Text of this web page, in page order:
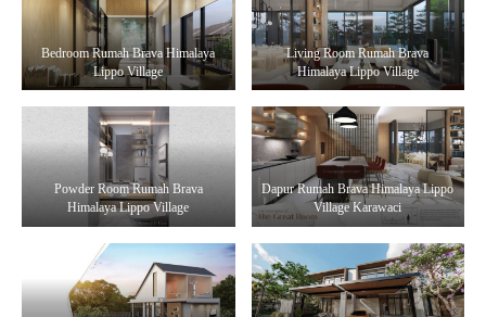
Bedroom Rumah Brava Himalaya
Lippo Village
Living Room Rumah Brava
Himalaya Lippo Village
Powder Room Rumah Brava
Himalaya Lippo Village
Dapur Rumah Brava Himalaya Lippo
Village Karawaci